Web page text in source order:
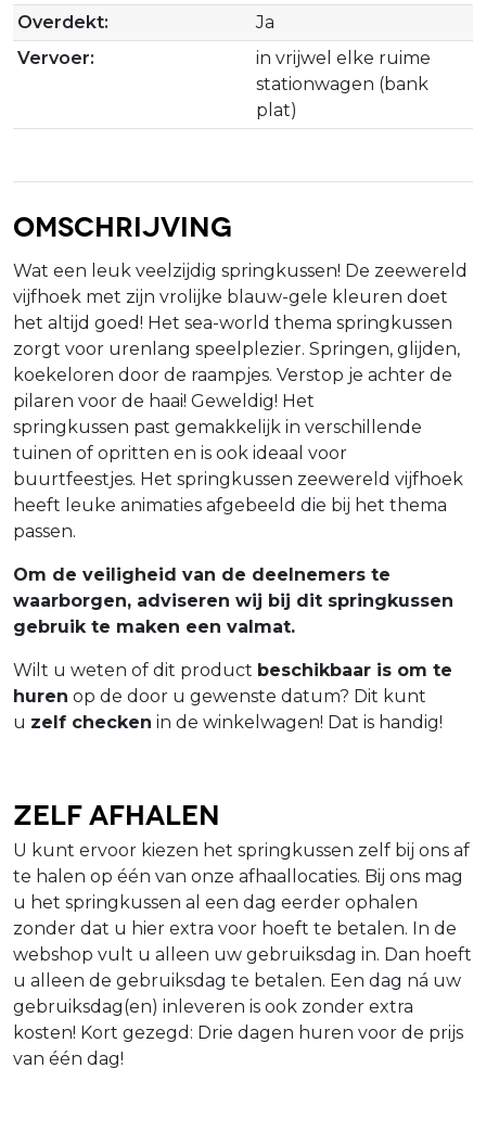
Overdekt:
Ja
Vervoer:
in vrijwel elke ruime
stationwagen (bank
plat)
Omschrijving
Wat een leuk veelzijdig springkussen! De zeewereld
vijfhoek met zijn vrolijke blauw-gele kleuren doet
het altijd goed! Het sea-world thema springkussen
zorgt voor urenlang speelplezier. Springen, glijden,
koekeloren door de raampjes. Verstop je achter de
pilaren voor de haai! Geweldig! Het
springkussen past gemakkelijk in verschillende
tuinen of opritten en is ook ideaal voor
buurtfeestjes. Het springkussen zeewereld vijfhoek
heeft leuke animaties afgebeeld die bij het thema
passen.
Om de veiligheid van de deelnemers te
waarborgen, adviseren wij bij dit springkussen
gebruik te maken een valmat.
Wilt u weten of dit product beschikbaar is om te
huren op de door u gewenste datum? Dit kunt
u zelf checken in de winkelwagen! Dat is handig!
Zelf afhalen
U kunt ervoor kiezen het springkussen zelf bij ons af
te halen op één van onze afhaallocaties. Bij ons mag
u het springkussen al een dag eerder ophalen
zonder dat u hier extra voor hoeft te betalen. In de
webshop vult u alleen uw gebruiksdag in. Dan hoeft
u alleen de gebruiksdag te betalen. Een dag ná uw
gebruiksdag(en) inleveren is ook zonder extra
kosten! Kort gezegd: Drie dagen huren voor de prijs
van één dag!